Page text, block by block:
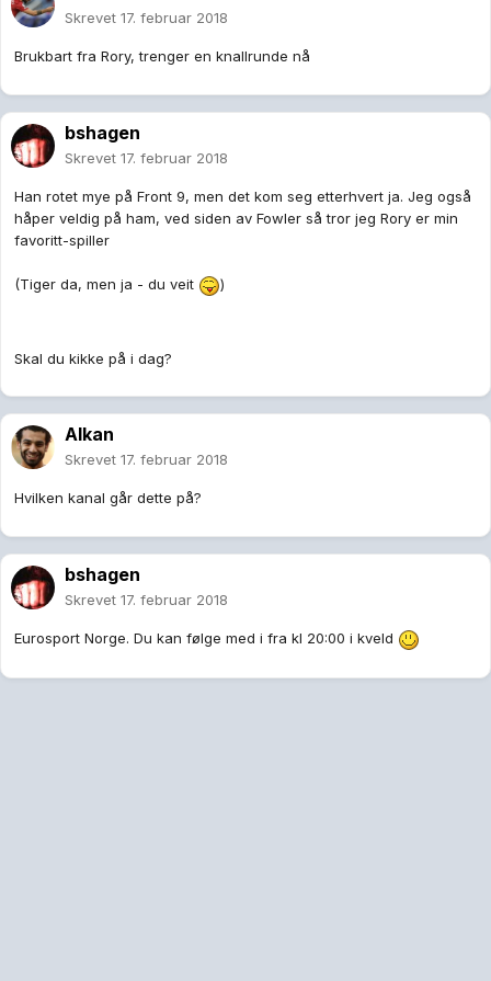
Skrevet 17. februar 2018
Brukbart fra Rory, trenger en knallrunde nå
bshagen
Skrevet 17. februar 2018
Han rotet mye på Front 9, men det kom seg etterhvert ja. Jeg også
håper veldig på ham, ved siden av Fowler så tror jeg Rory er min
favoritt-spiller
(Tiger da, men ja - du veit )
Skal du kikke på i dag?
Alkan
Skrevet 17. februar 2018
Hvilken kanal går dette på?
bshagen
Skrevet 17. februar 2018
Eurosport Norge. Du kan følge med i fra kl 20:00 i kveld